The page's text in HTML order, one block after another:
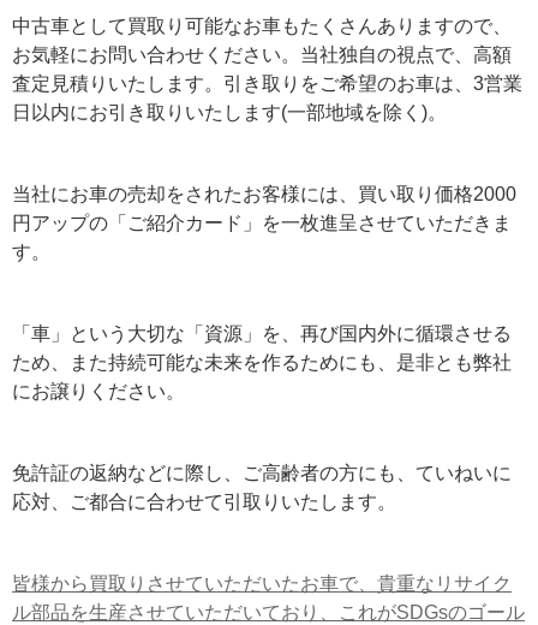
中古車として買取り可能なお車もたくさんありますので、
お気軽にお問い合わせください。当社独自の視点で、高額
査定見積りいたします。引き取りをご希望のお車は、3営業
日以内にお引き取りいたします(一部地域を除く)。
当社にお車の売却をされたお客様には、買い取り価格2000
円アップの「ご紹介カード」を一枚進呈させていただきま
す。
「車」という大切な「資源」を、再び国内外に循環させる
ため、また持続可能な未来を作るためにも、是非とも弊社
にお譲りください。
免許証の返納などに際し、ご高齢者の方にも、ていねいに
応対、ご都合に合わせて引取りいたします。
皆様から買取りさせていただいたお車で、貴重なリサイク
ル部品を生産させていただいており、これがSDGsのゴール